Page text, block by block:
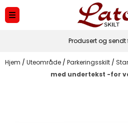
Hopp til innhold
Produsert og sendt
Hjem / Uteområde / Parkeringsskilt /
med undertekst -for